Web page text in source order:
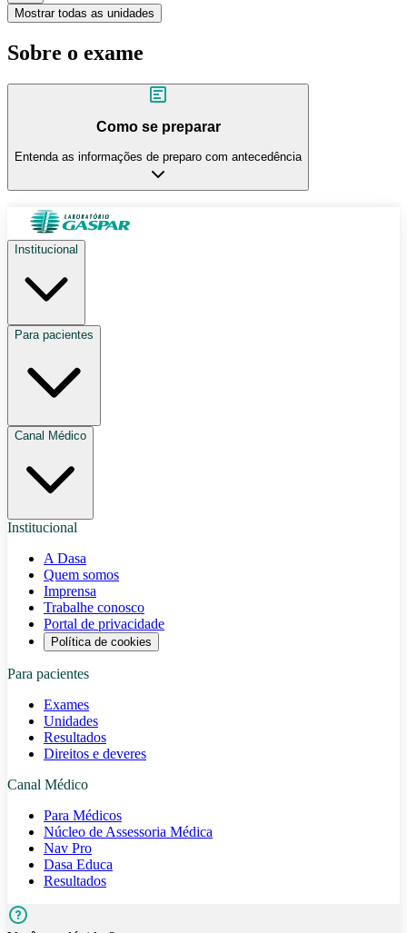
Mostrar todas as unidades
Sobre o exame
Como se preparar
Entenda as informações de preparo com antecedência
Institucional
Para pacientes
Canal Médico
Institucional
A Dasa
Quem somos
Imprensa
Trabalhe conosco
Portal de privacidade
Política de cookies
Para pacientes
Exames
Unidades
Resultados
Direitos e deveres
Canal Médico
Para Médicos
Núcleo de Assessoria Médica
Nav Pro
Dasa Educa
Resultados